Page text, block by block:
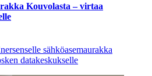
Kouvolasta – virtaa
sähköasemaurakka
datakeskukselle